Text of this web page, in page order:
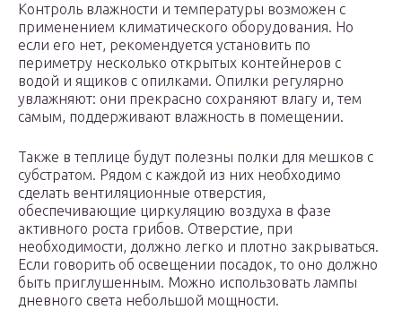
Контроль влажности и температуры возможен с
применением климатического оборудования. Но
если его нет, рекомендуется установить по
периметру несколько открытых контейнеров с
водой и ящиков с опилками. Опилки регулярно
увлажняют: они прекрасно сохраняют влагу и, тем
самым, поддерживают влажность в помещении.
Также в теплице будут полезны полки для мешков с
субстратом. Рядом с каждой из них необходимо
сделать вентиляционные отверстия,
обеспечивающие циркуляцию воздуха в фазе
активного роста грибов. Отверстие, при
необходимости, должно легко и плотно закрываться.
Если говорить об освещении посадок, то оно должно
быть приглушенным. Можно использовать лампы
дневного света небольшой мощности.